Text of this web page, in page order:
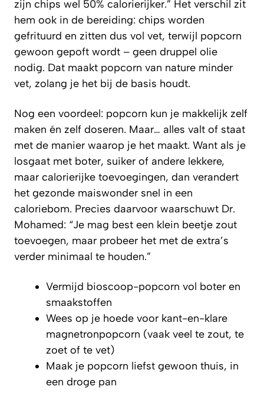
zijn chips wel 50% calorierijker.” Het verschil zit
hem ook in de bereiding: chips worden
gefrituurd en zitten dus vol vet, terwijl popcorn
gewoon gepoft wordt – geen druppel olie
nodig. Dat maakt popcorn van nature minder
vet, zolang je het bij de basis houdt.
Nog een voordeel: popcorn kun je makkelijk zelf
maken én zelf doseren. Maar… alles valt of staat
met de manier waarop je het maakt. Want als je
losgaat met boter, suiker of andere lekkere,
maar calorierijke toevoegingen, dan verandert
het gezonde maiswonder snel in een
caloriebom. Precies daarvoor waarschuwt Dr.
Mohamed: “Je mag best een klein beetje zout
toevoegen, maar probeer het met de extra’s
verder minimaal te houden.”
Vermijd bioscoop-popcorn vol boter en
smaakstoffen
Wees op je hoede voor kant-en-klare
magnetronpopcorn (vaak veel te zout, te
zoet of te vet)
Maak je popcorn liefst gewoon thuis, in
een droge pan